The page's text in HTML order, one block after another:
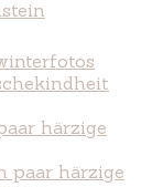
härzige